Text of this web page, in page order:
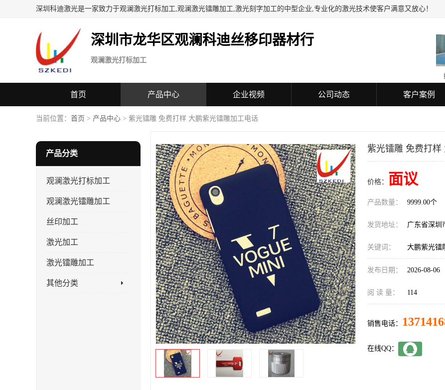
深圳科迪激光是一家致力于观澜激光打标加工,观澜激光镭雕加工,激光刻字加工的中型企业,专业化的激光技术使客户满意又放心！
深圳市龙华区观澜科迪丝移印器材行
观澜激光打标加工
首页 产品中心 企业视频 公司动态 客户案例
当前位置： 首页 > 产品中心 > 紫光镭雕 免费打样 大鹏紫光镭雕加工电话
产品分类
观澜激光打标加工
观澜激光镭雕加工
丝印加工
激光加工
激光镭雕加工
其他分类
紫光镭雕 免费打样
价格： 面议
产品数量： 9999.00个
发货地址： 广东省深圳
关键词： 大鹏紫光镭
发布日期： 2026-08-06
阅 读 量： 114
销售电话：
在线QQ：